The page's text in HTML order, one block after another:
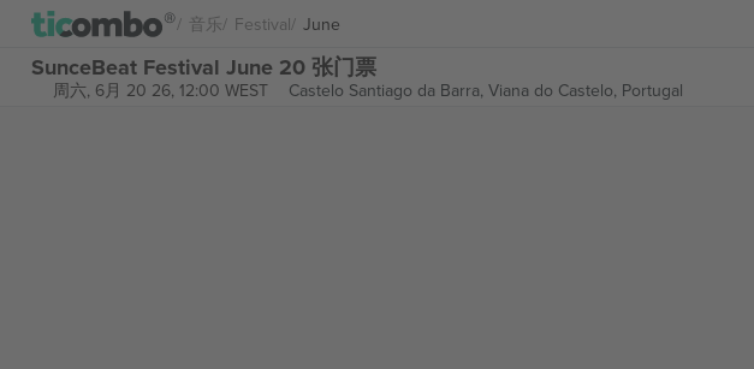
音乐 Festival June
SunceBeat Festival June 20 张门票
周六, 6月 20 26, 12:00 WEST Castelo Santiago da Barra, Viana do Castelo, Portugal